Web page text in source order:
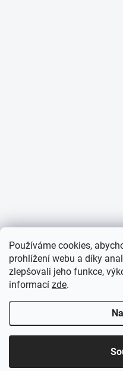
Používáme cookies,
prohlížení webu a díky
zlepšovali jeho funkce,
informací zde.